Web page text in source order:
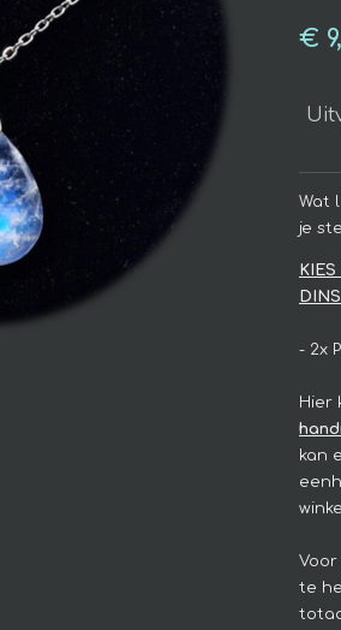
€
Wat
je
- 2x
Hier
kan
te